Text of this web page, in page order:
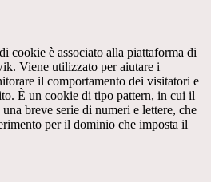
cookie è associato alla piattaforma di
Viene utilizzato per aiutare i
il comportamento dei visitatori e
È un cookie di tipo pattern, in cui il
breve serie di numeri e lettere, che
per il dominio che imposta il